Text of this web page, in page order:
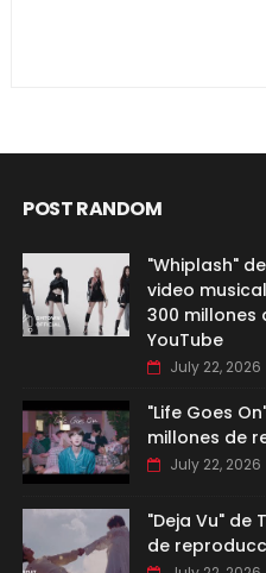
POST RANDOM
"Whiplash"
video
300 millones
YouTube
July 22, 2026
"Life Goes
millones de
July 22, 2026
"Deja Vu" de
de